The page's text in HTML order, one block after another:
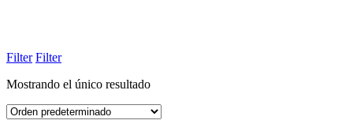
Filter Filter
Mostrando el único resultado